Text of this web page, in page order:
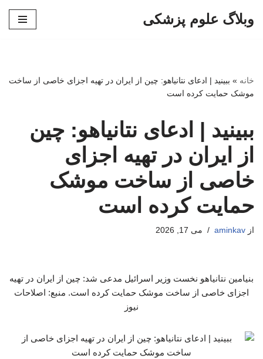
وبلاگ علوم پزشکی
خانه » ببینید | ادعای نتانیاهو: چین از ایران در تهیه اجزای خاصی از ساخت
موشک حمایت کرده است
ببینید | ادعای نتانیاهو: چین
از ایران در تهیه اجزای
خاصی از ساخت موشک
حمایت کرده است
از aminkav می 17, 2026
بنیامین نتانیاهو نخست وزیر اسرائیل مدعی شد: چین از ایران در تهیه
اجزای خاصی از ساخت موشک حمایت کرده است. منبع: اصلاحات
نیوز